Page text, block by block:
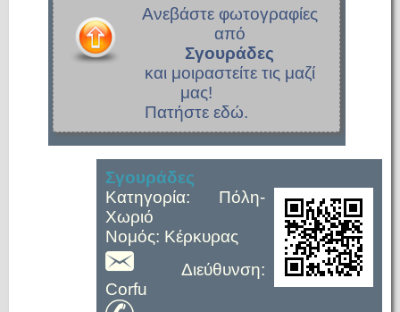
Ανεβάστε φωτογραφίες
από
Σγουράδες
και μοιραστείτε τις μαζί
μας!
Πατήστε εδώ.
Σγουράδες
Κατηγορία: Πόλη-
Χωριό
Νομός: Κέρκυρας
Διεύθυνση:
Corfu